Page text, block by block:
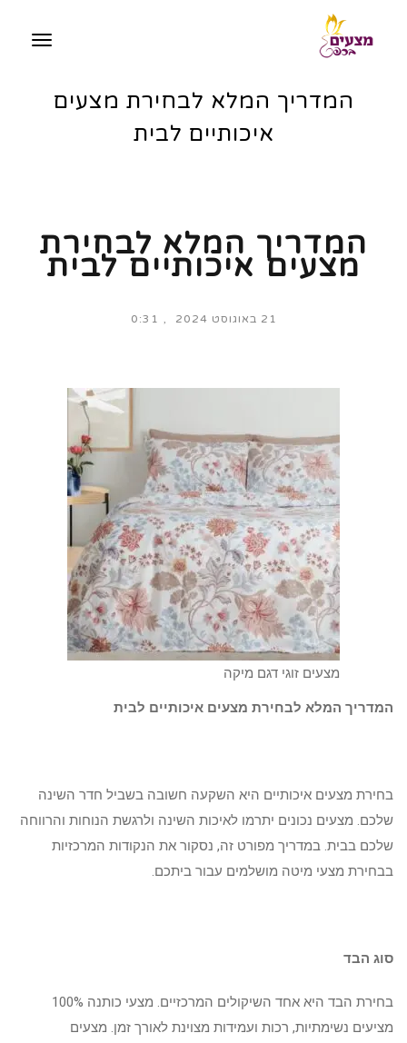
תפריט
המדריך המלא לבחירת מצעים
איכותיים לבית
המדריך המלא לבחירת
מצעים איכותיים לבית
21 באוגוסט 2024 0:31
מצעים זוגי דגם מיקה
המדריך המלא לבחירת מצעים איכותיים לבית
בחירת מצעים איכותיים היא השקעה חשובה בשביל חדר השינה
שלכם. מצעים נכונים יתרמו לאיכות השינה ולרגשת הנוחות והרווחה
שלכם בבית. במדריך מפורט זה, נסקור את הנקודות המרכזיות
בבחירת מצעי מיטה מושלמים עבור ביתכם.
סוג הבד
בחירת הבד היא אחד השיקולים המרכזיים. מצעי כותנה 100%
מציעים נשימתיות, רכות ועמידות מצוינת לאורך זמן. מצעים